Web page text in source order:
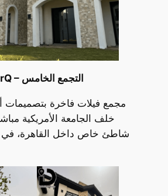
The Water MarQ – التجمع الخامس
مجمع فيلات فاخرة بتصميمات
خلف الجامعة الأمريكية
شاطئ خاص داخل القاهرة، في